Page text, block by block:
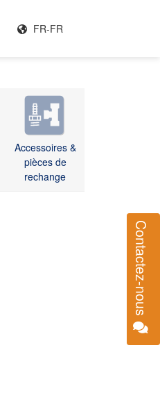
FR-FR
Contactez-nous
Accessoires &
pièces de
rechange